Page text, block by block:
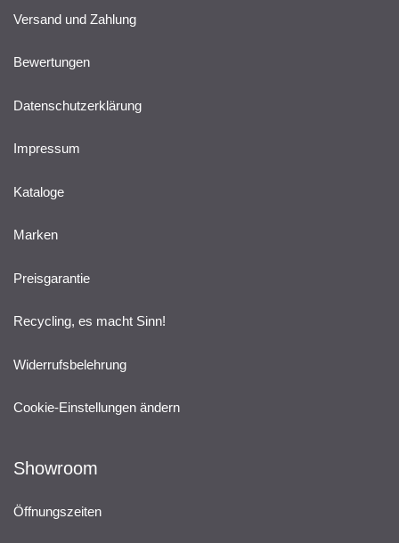
Versand und Zahlung
Bewertungen
Datenschutzerklärung
Impressum
Kataloge
Marken
Preisgarantie
Recycling, es macht Sinn!
Widerrufsbelehrung
Cookie-Einstellungen ändern
Showroom
Öffnungszeiten